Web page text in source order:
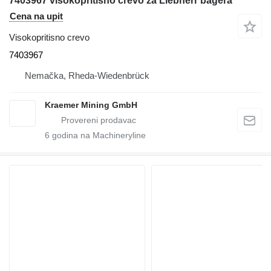
Cena na upit
Visokopritisno crevo
7403967
Nemačka, Rheda-Wiedenbrück
Kraemer Mining GmbH
6 godina na Machineryline